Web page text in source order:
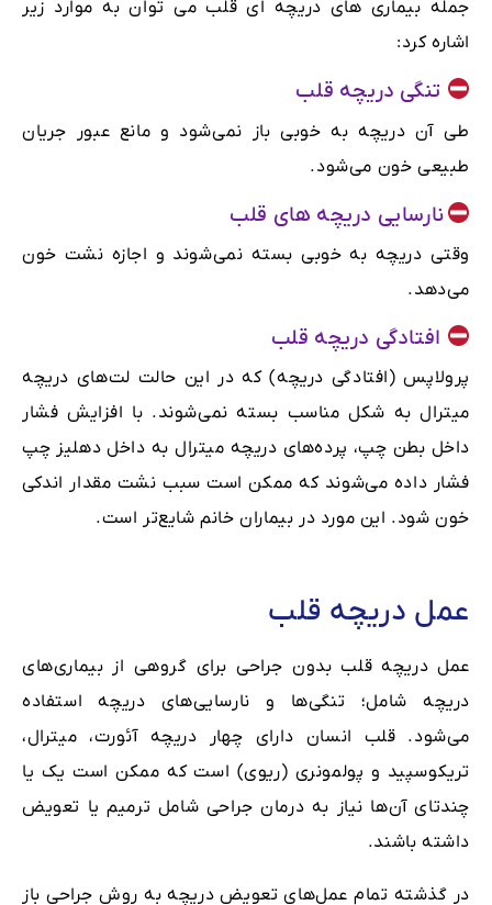
جمله بیماری های دریچه ای قلب می توان به موارد زیر
اشاره کرد:
تنگی دریچه قلب
طی آن دریچه به خوبی باز نمی‌شود و مانع عبور جریان
طبیعی خون می‌شود.
نارسایی دریچه های قلب
وقتی دریچه به خوبی بسته نمی‌شوند و اجازه نشت خون
می‌دهد.
افتادگی دریچه قلب
پرولاپس (افتادگی دریچه) که در این حالت لت‌های دریچه
میترال به شکل مناسب بسته نمی‌شوند. با افزایش فشار
داخل بطن چپ، پرده‌های دریچه میترال به داخل دهلیز چپ
فشار داده می‌شوند که ممکن است سبب نشت مقدار اندکی
خون شود. این مورد در بیماران خانم شایع‌تر است.
عمل دریچه قلب
عمل دریچه قلب بدون جراحی برای گروهی از بیماری‌های
دریچه شامل؛ تنگی‌ها و نارسایی‌های دریچه استفاده
می‌شود. قلب انسان دارای چهار دریچه آئورت، میترال،
تریکوسپید و پولمونری (ریوی) است که ممکن است یک یا
چندتای آن‌ها نیاز به درمان جراحی شامل ترمیم یا تعویض
داشته باشند.
در گذشته تمام عمل‌های تعویض دریچه به روش جراحی باز